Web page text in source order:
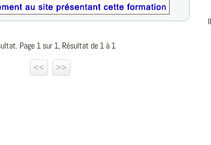
Page 1 sur 1, Résultat de 1 à 1
<<
>>